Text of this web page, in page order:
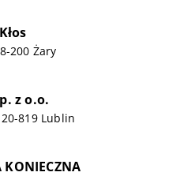
200 Żary
z o.o.
819 Lublin
KONIECZNA